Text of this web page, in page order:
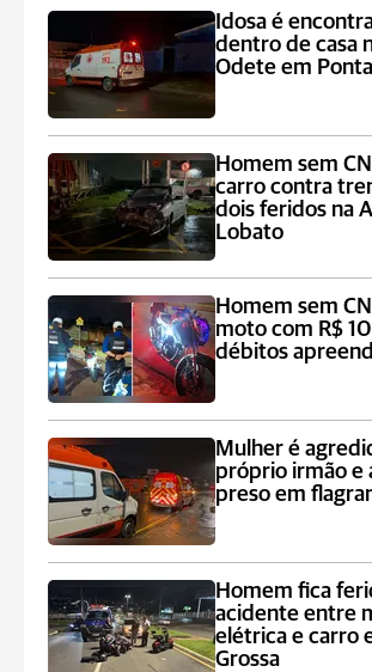
Idosa é
dentro de casa
Odete em
Homem sem
carro contra
dois feridos na
Lobato
Homem sem
moto com R$
débitos
Mulher é
próprio irmão e
preso em
Homem fica
acidente entre
elétrica e carro
Grossa